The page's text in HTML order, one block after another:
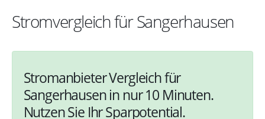
Stromvergleich für Sangerhausen
Stromanbieter Vergleich für
Sangerhausen in nur 10 Minuten.
Nutzen Sie Ihr Sparpotential.